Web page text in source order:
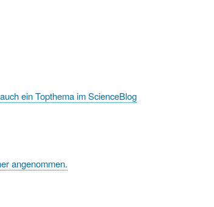
ein Topthema im ScienceBlog
angenommen.